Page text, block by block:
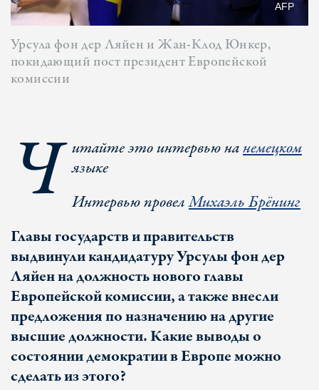
AFP
Урсула фон дер Ляйен и Жан-Клод Юнкер,
покидающий пост президент Европейской
комиссии
Ч итайте это интервью нанемецком
языке
Интервью провелМихаэль Брёнинг
Главы государств и правительств
выдвинули кандидатуру Урсулы фон дер
Ляйен на должность нового главы
Европейской комиссии, а также внесли
предложения по назначению на другие
высшие должности. Какие выводы о
состоянии демократии в Европе можно
сделать из этого?